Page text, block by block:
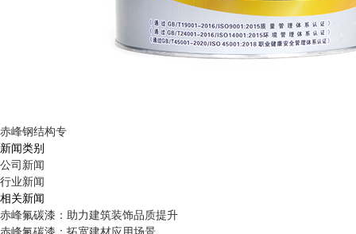
赤峰钢结构专
新闻类别
公司新闻
行业新闻
相关新闻
赤峰氟碳漆：助力建筑装饰品质提升